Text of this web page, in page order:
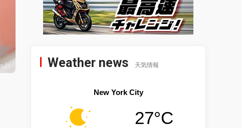
Weather news 天気情報
New York City
27°C